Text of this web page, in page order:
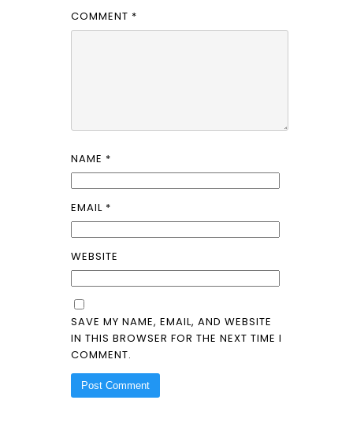
COMMENT *
NAME *
EMAIL *
WEBSITE
SAVE MY NAME, EMAIL, AND WEBSITE
IN THIS BROWSER FOR THE NEXT TIME I
COMMENT.